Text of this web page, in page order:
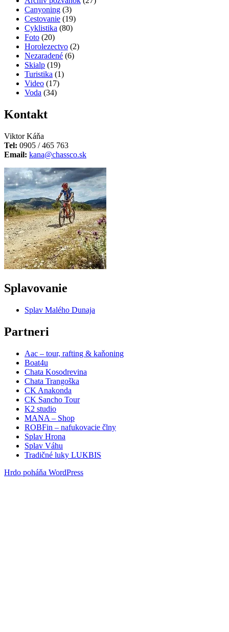
Canyoning (3)
Cestovanie (19)
Cyklistika (80)
Foto (20)
Horolezectvo (2)
Nezaradené (6)
Skialp (19)
Turistika (1)
Video (17)
Voda (34)
Kontakt
Viktor Káňa
Tel: 0905 / 465 763
Email: kana@chassco.sk
Splavovanie
Splav Malého Dunaja
Partneri
Aac – tour, rafting & kaňoning
Boat4u
Chata Kosodrevina
Chata Trangoška
CK Anakonda
CK Sancho Tour
K2 studio
MANA – Shop
ROBFin – nafukovacie člny
Splav Hrona
Splav Váhu
Tradičné luky LUKBIS
Hrdo poháňa WordPress